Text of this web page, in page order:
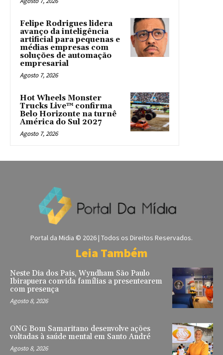
Felipe Rodrigues lidera
avanço da inteligência
artificial para pequenas e
médias empresas com
soluções de automação
empresarial
Agosto 7, 2026
Hot Wheels Monster
Trucks Live™ confirma
Belo Horizonte na turnê
América do Sul 2027
Agosto 7, 2026
Portal da Midia © 2026 | Todos os Direitos Reservados.
Leia Também
Neste Dia dos Pais, Wyndham São Paulo
Ibirapuera convida famílias a presentearem
com presença
Agosto 8, 2026
ONG Bom Samaritano desenvolve ações
voltadas à saúde mental em Santo André
Agosto 8, 2026